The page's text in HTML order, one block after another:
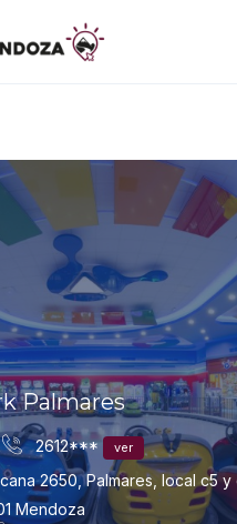
Palmares
2612*** ver
2650, Palmares, local c5 y
Mendoza